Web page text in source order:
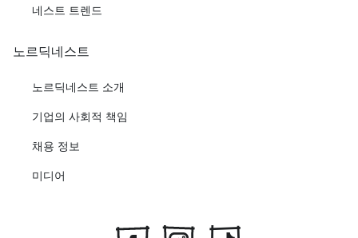
네스트 트렌드
노르딕네스트
노르딕네스트 소개
기업의 사회적 책임
채용 정보
미디어